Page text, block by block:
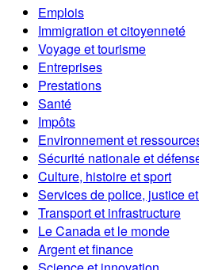
Emplois
Immigration et citoyenneté
Voyage et tourisme
Entreprises
Prestations
Santé
Impôts
Environnement et
Sécurité nationale et
Culture, histoire et sport
Services de police, justice
Transport et infrastructure
Le Canada et le monde
Argent et finance